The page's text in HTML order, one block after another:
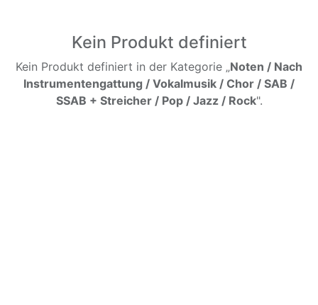
Kein Produkt definiert
Kein Produkt definiert in der Kategorie „Noten / Nach
Instrumentengattung / Vokalmusik / Chor / SAB /
SSAB + Streicher / Pop / Jazz / Rock".